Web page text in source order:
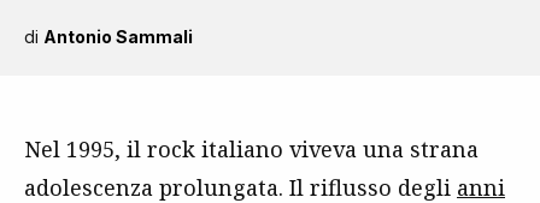
di Antonio Sammali
Nel 1995, il rock italiano viveva una strana
adolescenza prolungata. Il riflusso degli anni